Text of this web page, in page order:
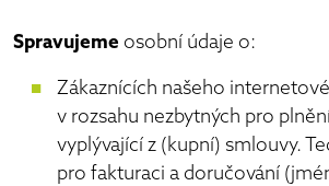
Spravujeme osobní údaje o:
Zákaznících našeho
v rozsahu nezbytných pro
vyplývající z (kupní) smlouvy.
pro fakturaci a doručování